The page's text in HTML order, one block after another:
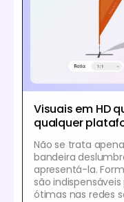
Visuais em HD
qualquer
Não se trata
bandeira
apresentá-la.
são
ótimas nas redes